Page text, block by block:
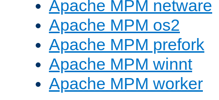
Apache MPM netware
Apache MPM os2
Apache MPM prefork
Apache MPM winnt
Apache MPM worker